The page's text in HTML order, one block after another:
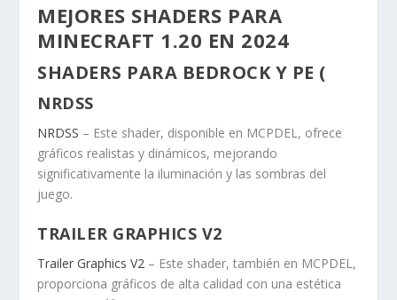
MEJORES SHADERS PARA
MINECRAFT 1.20 EN 2024
SHADERS PARA BEDROCK Y PE (
NRDSS
NRDSS – Este shader, disponible en MCPDEL, ofrece
gráficos realistas y dinámicos, mejorando
significativamente la iluminación y las sombras del
juego.
TRAILER GRAPHICS V2
Trailer Graphics V2 – Este shader, también en MCPDEL,
proporciona gráficos de alta calidad con una estética